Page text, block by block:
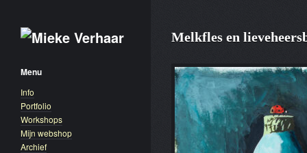
Menu
Info
Portfolio
Workshops
Mijn webshop
Archief
Melkfles en